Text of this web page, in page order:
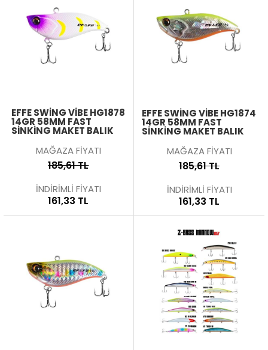
EFFE SWING VIBE HG1878
14GR 58MM FAST
SINKING MAKET BALIK
MAĞAZA FİYATI
185,61 TL
İNDİRİMLİ FİYATI
161,33 TL
EFFE SWING VIBE HG1874
14GR 58MM FAST
SINKING MAKET BALIK
MAĞAZA FİYATI
185,61 TL
İNDİRİMLİ FİYATI
161,33 TL